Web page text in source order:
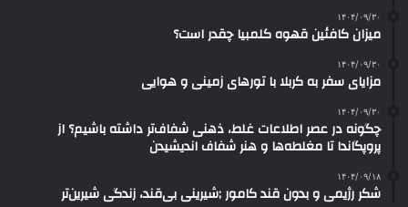
۱۴۰۴/۰۹/۳۰
میزان کافئین قهوه کلمبیا چقدر است؟
۱۴۰۴/۰۹/۳۰
مزایای سفر به کربلا با تورهای زمینی و هوایی
۱۴۰۴/۰۹/۳۰
چگونه در عصر اطلاعات غلط، ذهنی شفاف‌تر داشته باشیم؟ از
پروپگاندا تا مغلطه‌ها و هنر شفاف اندیشیدن
۱۴۰۴/۰۹/۱۸
شکر رژیمی و بدون قند کامور ;شیرینی بی‌قند، زندگی شیرین‌تر